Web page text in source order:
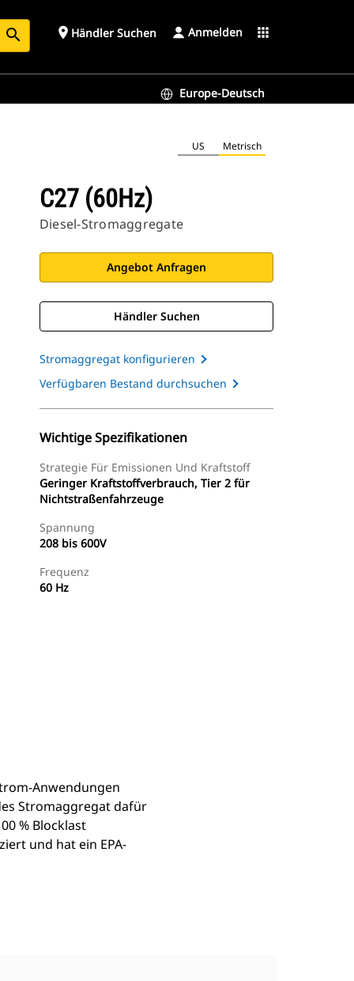
search place Händler Suchen Anmelden apps
Europe-Deutsch
US Metrisch
C27 (60Hz)
Diesel-Stromaggregate
Angebot Anfragen
Händler Suchen
Stromaggregat konfigurieren
Verfügbaren Bestand durchsuchen
Wichtige Spezifikationen
Strategie Für Emissionen Und Kraftstoff
Geringer Kraftstoffverbrauch, Tier 2 für
Nichtstraßenfahrzeuge
Spannung
208 bis 600V
Frequenz
60 Hz
Anwendungen
Stromaggregat dafür
% Blocklast
und hat ein EPA-